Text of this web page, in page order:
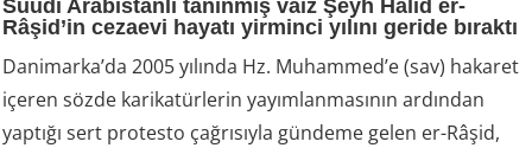
Suudi Arabistanlı tanınmış vaiz Şeyh Halid er-
Râşid’in cezaevi hayatı yirminci yılını geride bıraktı
Danimarka’da 2005 yılında Hz. Muhammed’e (sav) hakaret
içeren sözde karikatürlerin yayımlanmasının ardından
yaptığı sert protesto çağrısıyla gündeme gelen er-Râşid,